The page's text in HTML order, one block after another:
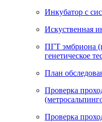
Инкубатор с
Искуственная
ПГТ эмбриона
генетическое
План
Проверка
Проверка